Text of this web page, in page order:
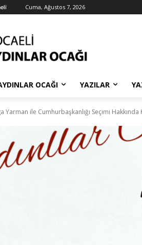
Cuma, Ağustos 7, 2026
OCAĞI YAZILAR
Yarman ile Cumhurbaşkanlığı Seçimi Hakkında